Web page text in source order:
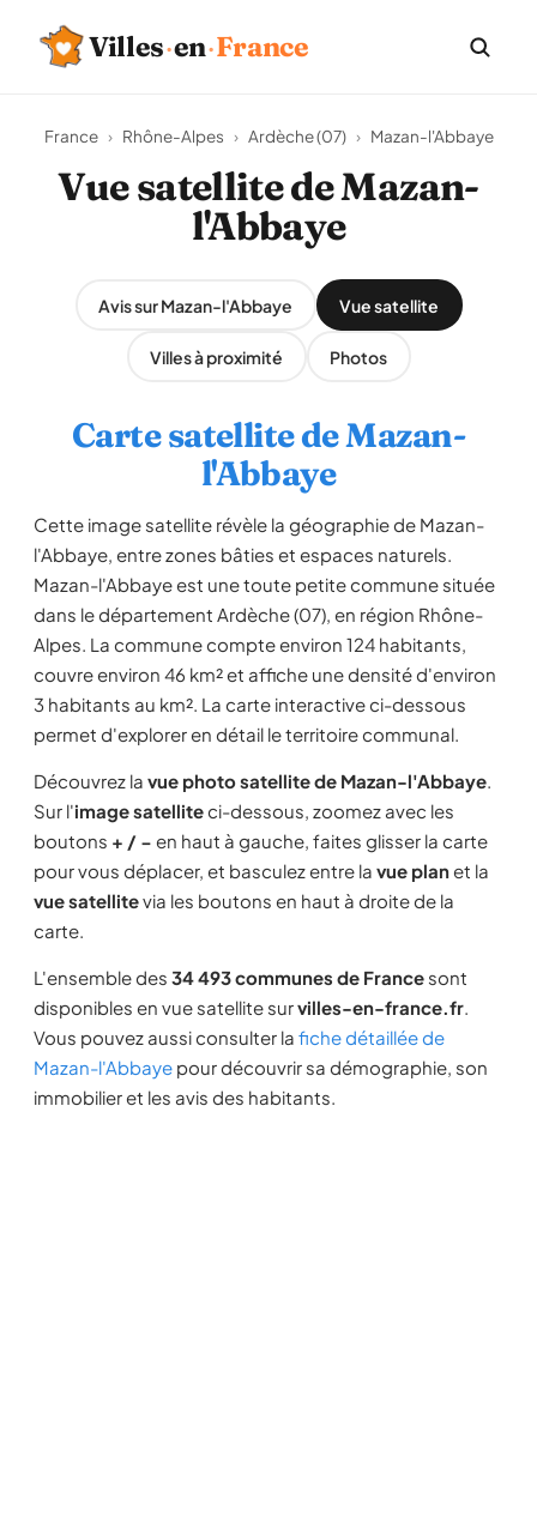
Villes·en·France
France › Rhône-Alpes › Ardèche (07) › Mazan-l'Abbaye
Vue satellite de Mazan-
l'Abbaye
Avis sur Mazan-l'Abbaye Vue satellite
Villes à proximité Photos
Carte satellite de Mazan-
l'Abbaye
Cette image satellite révèle la géographie de Mazan-
l'Abbaye, entre zones bâties et espaces naturels.
Mazan-l'Abbaye est une toute petite commune située
dans le département Ardèche (07), en région Rhône-
Alpes. La commune compte environ 124 habitants,
couvre environ 46 km² et affiche une densité d'environ
3 habitants au km². La carte interactive ci-dessous
permet d'explorer en détail le territoire communal.
Découvrez la vue photo satellite de Mazan-l'Abbaye.
Sur l'image satelliteci-dessous, zoomez avec les
boutons + / − en haut à gauche, faites glisser la carte
pour vous déplacer, et basculez entre la vue planet la
vue satellitevia les boutons en haut à droite de la
carte.
L'ensemble des 34 493 communes de France sont
disponibles en vue satellite survilles-en-france.fr.
Vous pouvez aussi consulter la fiche détaillée de
Mazan-l'Abbaye pour découvrir sa démographie, son
immobilier et les avis des habitants.